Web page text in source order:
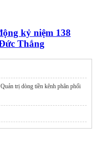
kỷ niệm 138
Thắng
Quản trị dòng tiền kênh phân phối